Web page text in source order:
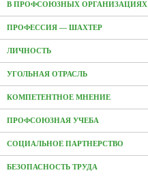
В ПРОФСОЮЗНЫХ ОРГАНИЗАЦИЯХ
ПРОФЕССИЯ — ШАХТЕР
ЛИЧНОСТЬ
УГОЛЬНАЯ ОТРАСЛЬ
КОМПЕТЕНТНОЕ МНЕНИЕ
ПРОФСОЮЗНАЯ УЧЕБА
СОЦИАЛЬНОЕ ПАРТНЕРСТВО
БЕЗОПАСНОСТЬ ТРУДА